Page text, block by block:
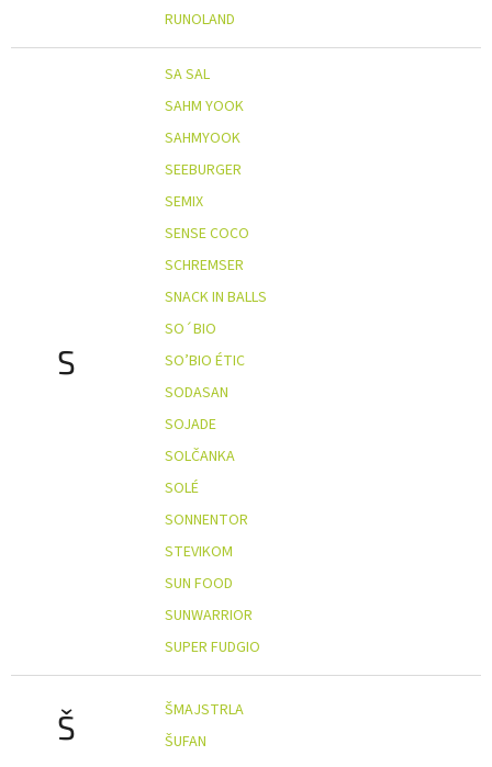
RUNOLAND
S
SA SAL
SAHM YOOK
SAHMYOOK
SEEBURGER
SEMIX
SENSE COCO
SCHREMSER
SNACK IN BALLS
SO´BIO
SO’BIO ÉTIC
SODASAN
SOJADE
SOLČANKA
SOLÉ
SONNENTOR
STEVIKOM
SUN FOOD
SUNWARRIOR
SUPER FUDGIO
Š
ŠMAJSTRLA
ŠUFAN